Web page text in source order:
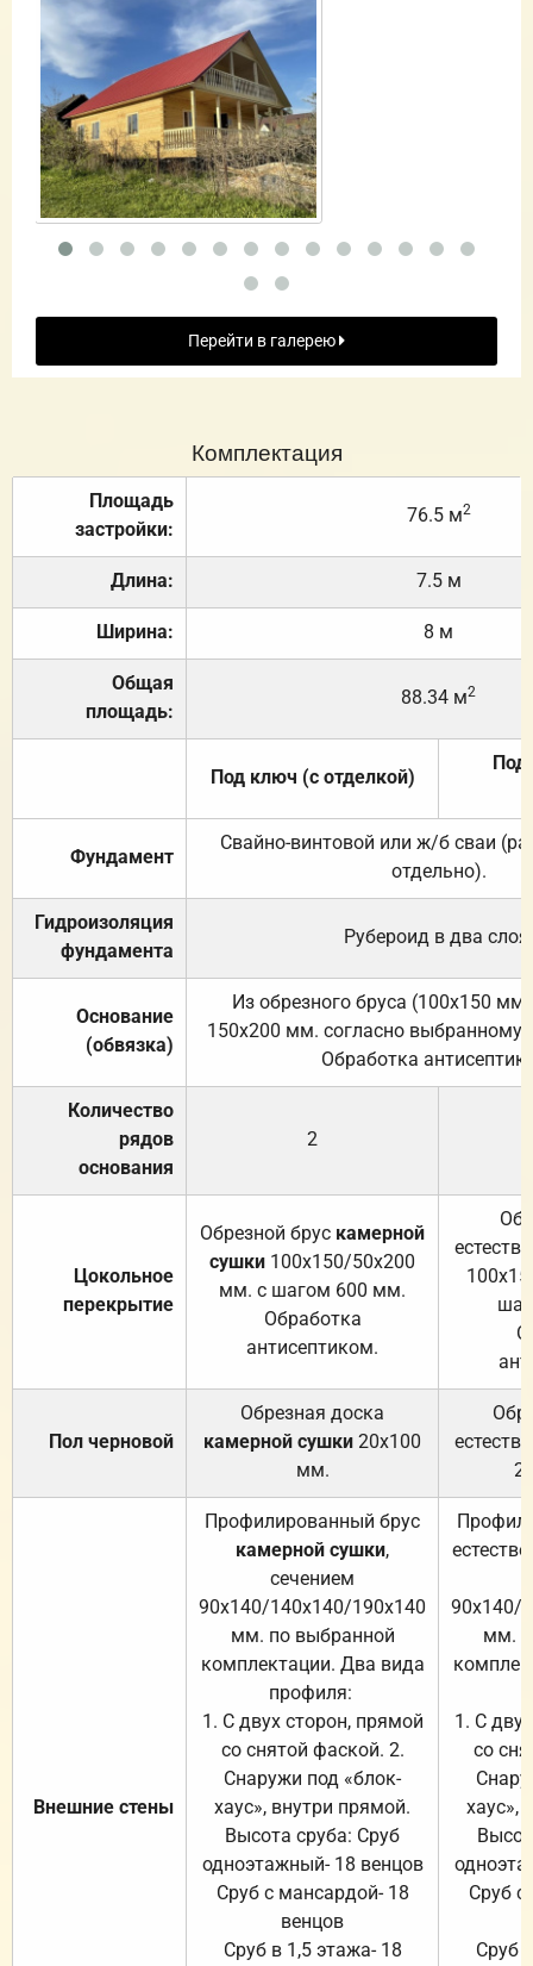
Перейти в галерею
Комплектация
Площадь
застройки:
76.5 м2
Длина: 7.5 м
Ширина: 8 м
Общая
площадь:
88.34 м2
Под ключ (с отделкой)
Под
Фундамент
Свайно-винтовой или ж/б сваи
отдельно).
Гидроизоляция
фундамента
Рубероид в два слоя.
Основание
(обвязка)
Из обрезного бруса (100х150
150х200 мм. согласно выбранному
Обработка
Количество
рядов
основания
2
Цокольное
перекрытие
Обрезной брус камерной
сушки 100х150/50х200
мм. с шагом 600 мм.
Обработка
антисептиком.
Пол черновой
Обрезная доска
камерной сушки 20х100
мм.
Внешние стены
Профилированный брус
камерной сушки,
сечением
90х140/140х140/190х140
мм. по выбранной
комплектации. Два вида
профиля:
1. С двух сторон, прямой
со снятой фаской. 2.
Снаружи под «блок-
хаус», внутри прямой.
Высота сруба: Сруб
одноэтажный- 18 венцов
Сруб с мансардой- 18
венцов
Сруб в 1,5 этажа- 18
90х140/
мм.
1. С
со
хаус»,
Сруб с
Сруб